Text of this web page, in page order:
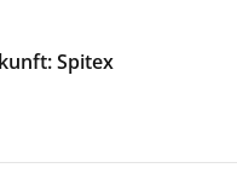
Spitex